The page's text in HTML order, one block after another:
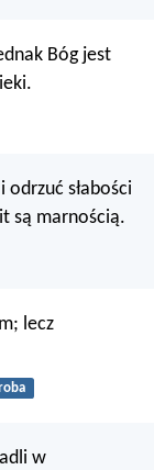
Bóg jest
i odrzuć słabości
są marnością.
lecz
w